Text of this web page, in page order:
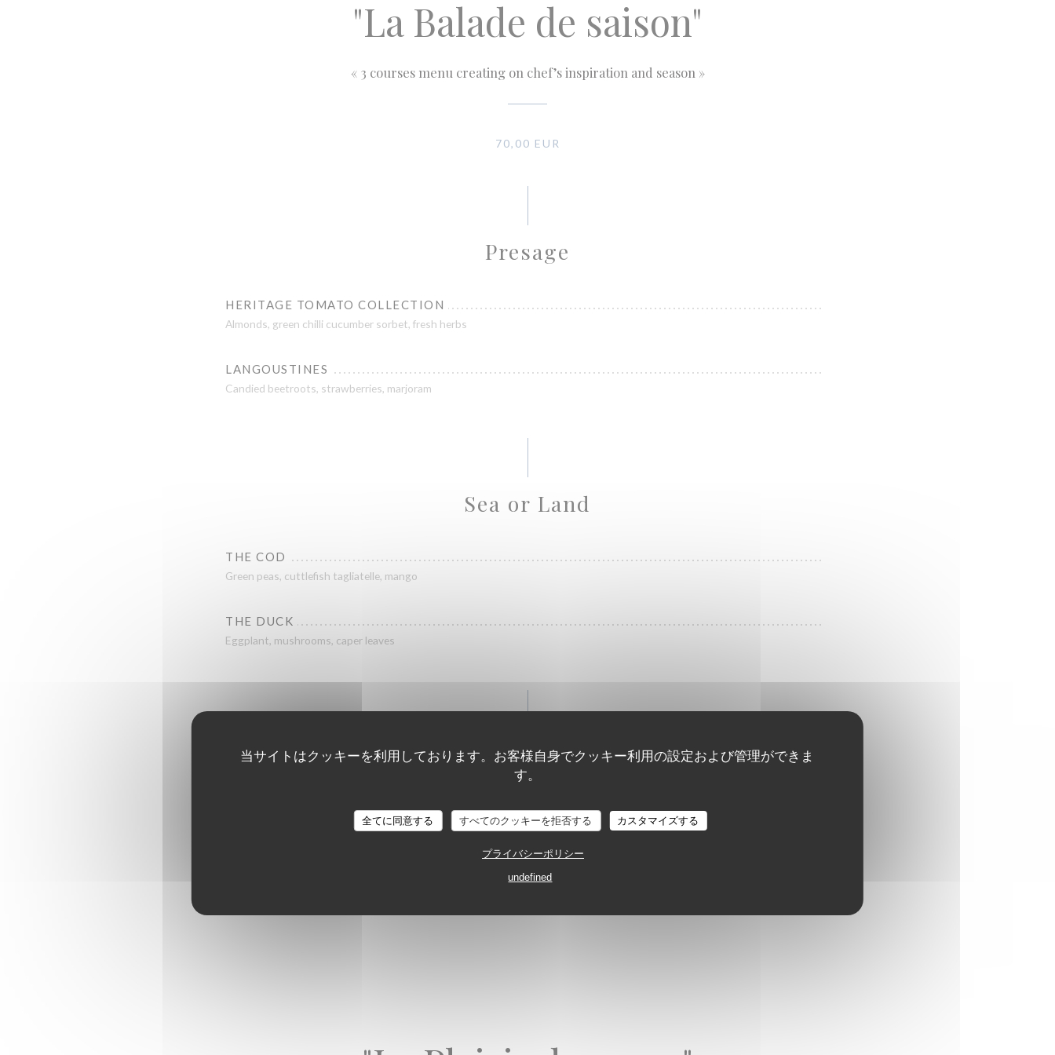
当サイトはクッキーを利用しております。お客様自身でクッキー利用の設定および管理ができま
す。
全てに同意する すべてのクッキーを拒否する カスタマイズする
プライバシーポリシー
undefined
"La Balade de saison"
« 3 courses menu creating on chef’s inspiration and season »
70,00 EUR
Presage
HERITAGE TOMATO COLLECTION
Almonds, green chilli cucumber sorbet, fresh herbs
LANGOUSTINES
Candied beetroots, strawberries, marjoram
Sea or Land
THE COD
Green peas, cuttlefish tagliatelle, mango
THE DUCK
Eggplant, mushrooms, caper leaves
Sweets
Brioche French toast, yeast, caramel sauce
L'Oiseau Bleu